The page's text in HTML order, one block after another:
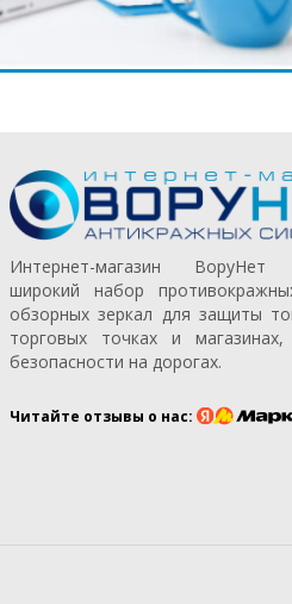
Интернет-магазин ВоруНет
широкий набор
обзорных зеркал для защиты
торговых точках и
безопасности на дорогах.
Читайте отзывы о нас: